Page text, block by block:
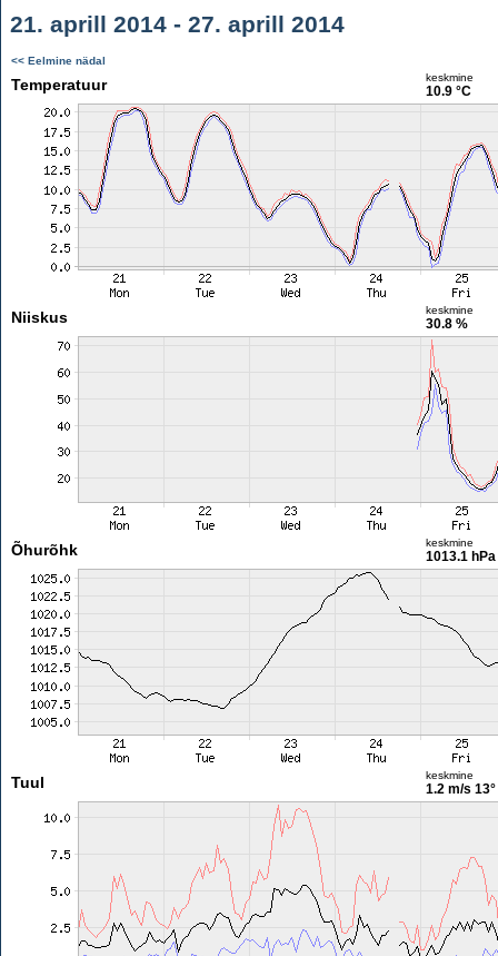
21. aprill 2014 - 27. aprill 2014
<< Eelmine nädal
Temperatuur keskmine
10.9 °C
Niiskus keskmine
30.8 %
Õhurõhk keskmine
1013.1 hPa
Tuul keskmine
1.2 m/s 13°